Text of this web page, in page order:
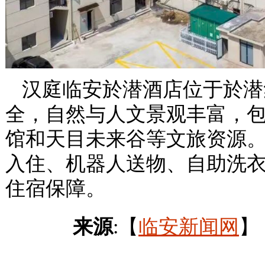
汉庭临安於潜酒店位于於
全，自然与人文景观丰富，
馆和天目未来谷等文旅资源
入住、机器人送物、自助洗
住宿保障。
来源:【 临安新闻网